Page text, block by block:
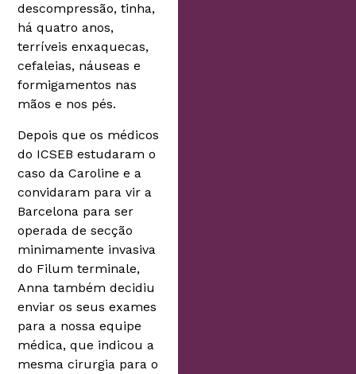
descompressão, tinha,
há quatro anos,
terríveis enxaquecas,
cefaleias, náuseas e
formigamentos nas
mãos e nos pés.
Depois que os médicos
do ICSEB estudaram o
caso da Caroline e a
convidaram para vir a
Barcelona para ser
operada de secção
minimamente invasiva
do Filum terminale,
Anna também decidiu
enviar os seus exames
para a nossa equipe
médica, que indicou a
mesma cirurgia para o